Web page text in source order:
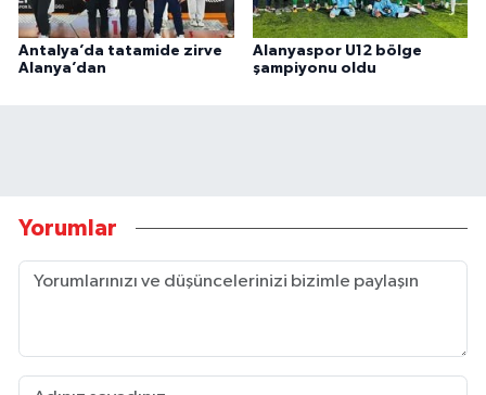
Antalya’da tatamide zirve
Alanya’dan
Alanyaspor U12 bölge
şampiyonu oldu
Yorumlar